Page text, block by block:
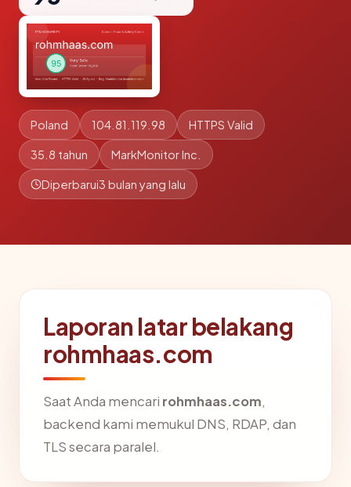
Poland 104.81.119.98 HTTPS Valid
35.8 tahun MarkMonitor Inc.
Diperbarui3 bulan yang lalu
Laporan latar belakang
rohmhaas.com
Saat Anda mencari rohmhaas.com,
backend kami memukul DNS, RDAP, dan
TLS secara paralel.